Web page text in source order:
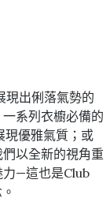
現出俐落氣勢的
系列衣櫥必備的
現優雅氣質；或
以全新的視角重
力—這也是Club